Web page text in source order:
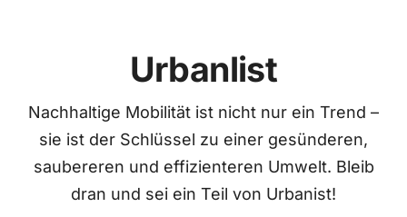
Urbanlist
Nachhaltige Mobilität ist nicht nur ein Trend –
sie ist der Schlüssel zu einer gesünderen,
saubereren und effizienteren Umwelt. Bleib
dran und sei ein Teil von Urbanist!